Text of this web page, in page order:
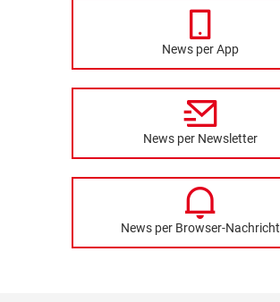
News per App
News per Newsletter
News per Browser-Nachricht